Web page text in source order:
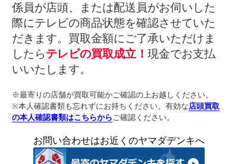
係員が店頭、または配送員がお伺いした
際にテレビの商品状態を確認させていた
だきます。買取金額にご了承いただけま
したらテレビの買取成立！ 現金でお支払
いいたします。
※最寄りの店舗が買取可能かご確認の上お越しください。
※本人確認書類も忘れずにお持ちください。有効な 店頭買取
の本人確認書類はこちらから ご確認ください。
お問い合わせはお近くのヤマダデンキへ